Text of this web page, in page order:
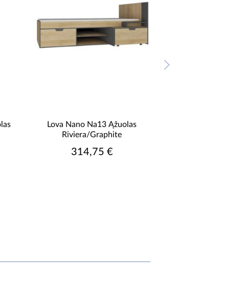
Lova Nano Na13 Ąžuolas
Riviera/Graphite
314,75 €